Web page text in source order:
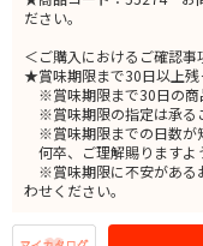
ださい。
＜ご購入におけるご確認事
★賞味期限まで30日以上残
※賞味期限まで30日の商
※賞味期限の指定は承る
※賞味期限までの日数が
何卒、ご理解賜りますよ
※賞味期限に不安がある
わせください。